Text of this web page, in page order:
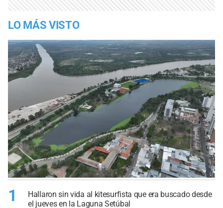
LO MÁS VISTO
1
Hallaron sin vida al kitesurfista que era buscado desde
el jueves en la Laguna Setúbal